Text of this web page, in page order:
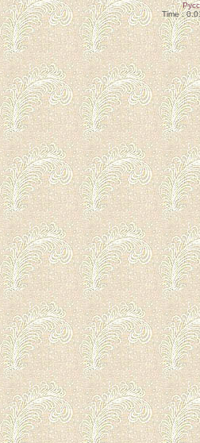
Time :